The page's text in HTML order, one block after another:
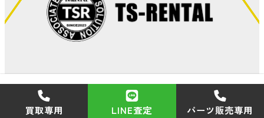
©関西のトラック買取専門 TS-AUTO(ティーエス
買取専用 LINE査定 パーツ販売専用